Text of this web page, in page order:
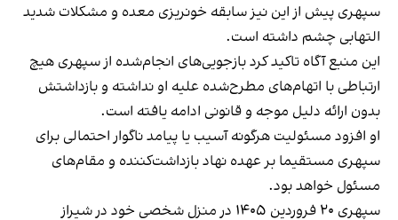
سپهری پیش از این نیز سابقه خونریزی معده و مشکلات شدید
التهابی چشم داشته است.
این منبع آگاه تاکید کرد بازجویی‌های انجام‌شده از سپهری هیچ
ارتباطی با اتهام‌های مطرح‌شده علیه او نداشته و بازداشتش
بدون ارائه دلیل موجه و قانونی ادامه یافته است.
او افزود مسئولیت هرگونه آسیب یا پیامد ناگوار احتمالی برای
سپهری مستقیما بر عهده نهاد بازداشت‌کننده و مقام‌های
مسئول خواهد بود.
سپهری ۲۰ فروردین ۱۴۰۵ در منزل شخصی خود در شیراز